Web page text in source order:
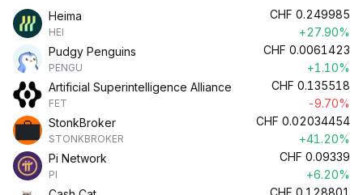
Heima
HEI
CHF 0.249985
+27.90%
Pudgy Penguins
PENGU
CHF 0.0061423
+1.10%
Artificial Superintelligence Alliance
FET
CHF 0.135518
-9.70%
StonkBroker
STONKBROKER
CHF 0.02034454
+41.20%
Pi Network
PI
CHF 0.09339
+6.20%
CHF 0.128801